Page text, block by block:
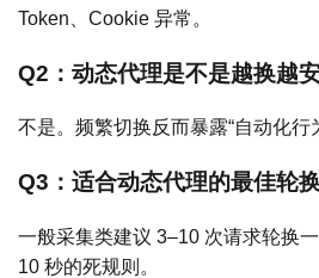
Token、Cookie 异常。
Q2：动态代理是不是越换越
不是。频繁切换反而暴露“自动化行
Q3：适合动态代理的最佳轮
一般采集类建议 3–10 次请求轮换
10 秒的死规则。